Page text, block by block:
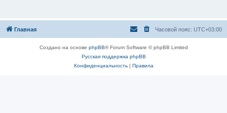
Главная Часовой пояс: UTC+03:00
Создано на основе phpBB® Forum Software © phpBB Limited
Русская поддержка phpBB
Конфиденциальность| Правила